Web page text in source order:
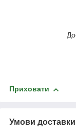
Приховати
Умови доставки